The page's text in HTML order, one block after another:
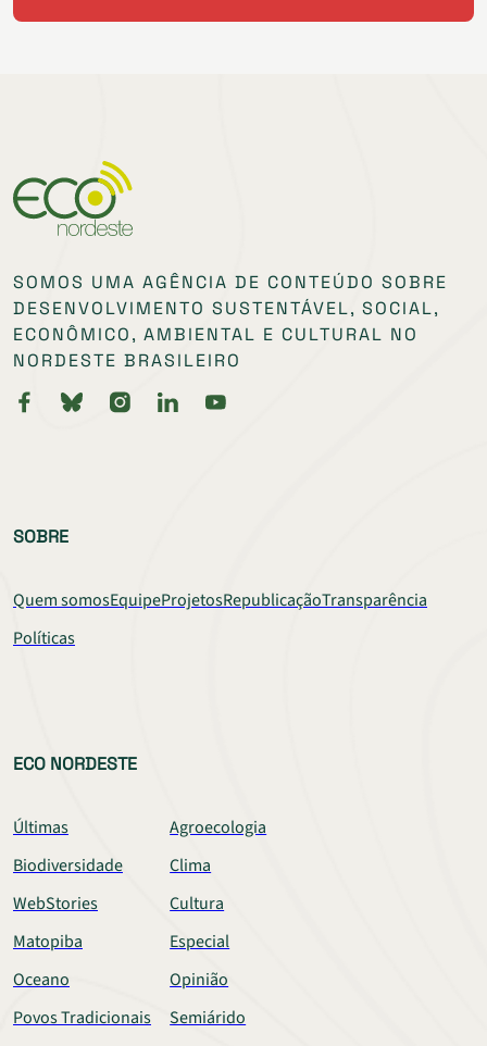
SOMOS UMA AGÊNCIA DE CONTEÚDO SOBRE
DESENVOLVIMENTO SUSTENTÁVEL, SOCIAL,
ECONÔMICO, AMBIENTAL E CULTURAL NO
NORDESTE BRASILEIRO
SOBRE
Quem somosEquipeProjetosRepublicaçãoTransparência
Políticas
ECO NORDESTE
Últimas
Agroecologia
Biodiversidade
Clima
WebStories
Cultura
Matopiba
Especial
Oceano
Opinião
Povos Tradicionais
Semiárido